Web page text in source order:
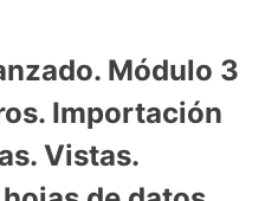
Módulo 3
Importación
Vistas.